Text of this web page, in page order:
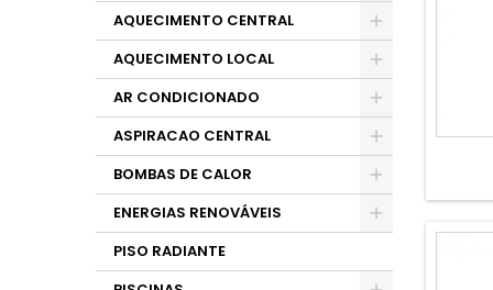
AQUECIMENTO CENTRAL
AQUECIMENTO LOCAL
AR CONDICIONADO
ASPIRACAO CENTRAL
BOMBAS DE CALOR
ENERGIAS RENOVÁVEIS
PISO RADIANTE